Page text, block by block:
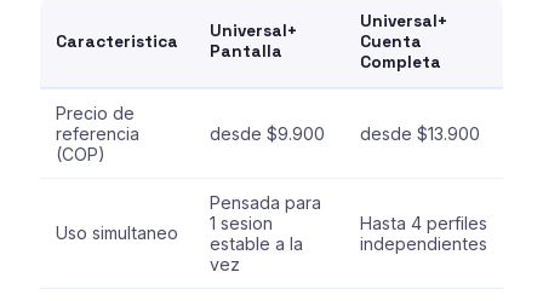
Caracteristica
Universal+
Pantalla
Universal+
Cuenta
Completa
Precio de
referencia
(COP)
desde $9.900 desde $13.900
Uso simultaneo
Pensada para
1 sesion
estable a la
vez
Hasta 4 perfiles
independientes